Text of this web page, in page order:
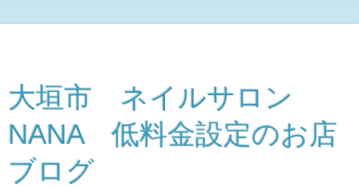
大垣市 ネイルサロン
NANA 低料金設定のお店
ブログ